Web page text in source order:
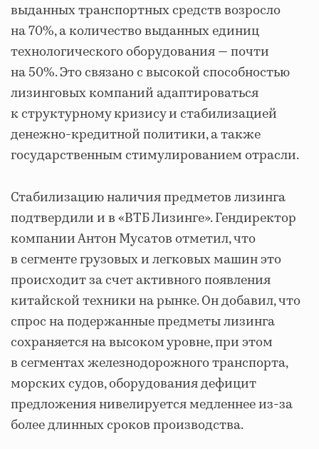
выданных транспортных средств возросло
на 70%, а количество выданных единиц
технологического оборудования — почти
на 50%. Это связано с высокой способностью
лизинговых компаний адаптироваться
к структурному кризису и стабилизацией
денежно-кредитной политики, а также
государственным стимулированием отрасли.
Стабилизацию наличия предметов лизинга
подтвердили и в «ВТБ Лизинге». Гендиректор
компании Антон Мусатов отметил, что
в сегменте грузовых и легковых машин это
происходит за счет активного появления
китайской техники на рынке. Он добавил, что
спрос на подержанные предметы лизинга
сохраняется на высоком уровне, при этом
в сегментах железнодорожного транспорта,
морских судов, оборудования дефицит
предложения нивелируется медленнее из-за
более длинных сроков производства.